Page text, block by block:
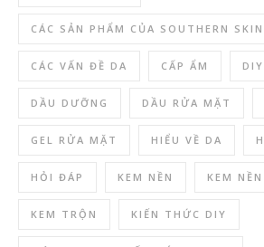
CÁC SẢN PHẨM CỦA SOUTHERN
CÁC VẤN ĐỀ DA CẤP ẨM DIY
DẦU DƯỠNG DẦU RỬA MẶT
GEL RỬA MẶT HIỂU VỀ DA
HỎI ĐÁP KEM NỀN KEM
KEM TRỘN KIẾN THỨC DIY